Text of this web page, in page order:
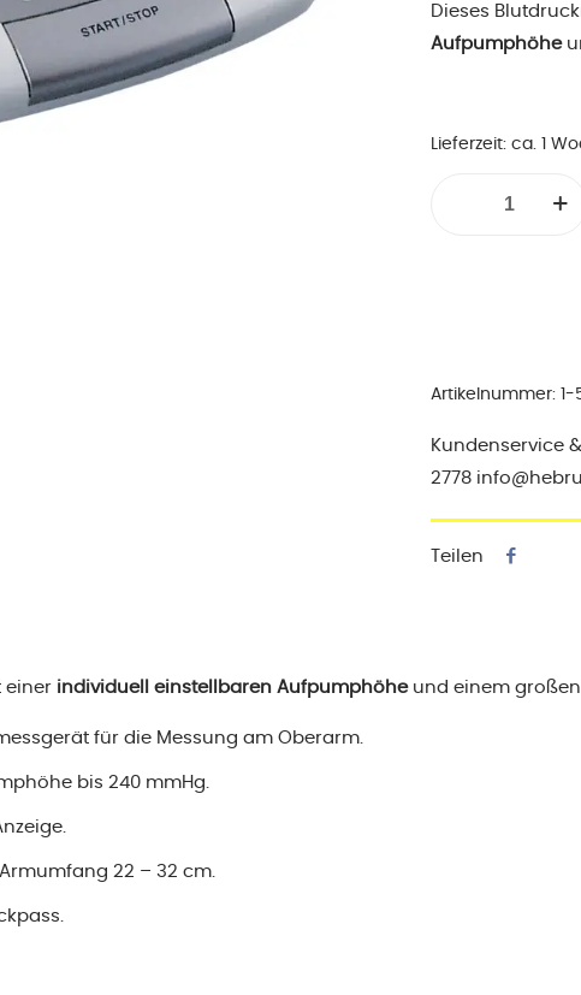
Dieses
Aufpumphöhe
Lieferzeit: ca. 1
Artikelnummer:
Kundenservice &
2778
Teilen
einer individuell einstellbaren Aufpumphöheund einem
für die Messung am Oberarm.
bis 240 mmHg.
22 – 32 cm.